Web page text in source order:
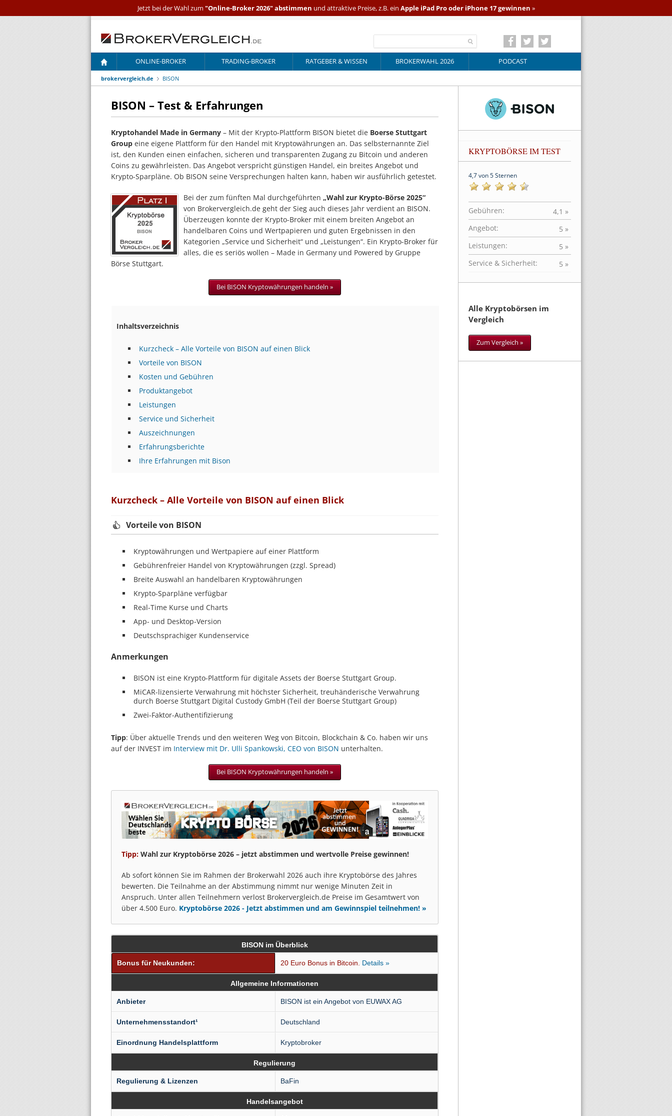
ONLINE-BROKER TRADING-BROKER RATGEBER & WISSEN BROKERWAHL 2026 PODCAST
brokervergleich.de BISON
KRYPTOBÖRSE IM TEST
4,7 von 5 Sternen
Gebühren:
4,1 »
Angebot:
5 »
Leistungen:
5 »
Service & Sicherheit:
5 »
Alle Kryptobörsen im
Vergleich
Zum Vergleich »
BISON – Test & Erfahrungen
Kryptohandel Made in Germany – Mit der Krypto-Plattform BISON bietet die Boerse Stuttgart
Group eine eigene Plattform für den Handel mit Kryptowährungen an. Das selbsternannte Ziel
ist, den Kunden einen einfachen, sicheren und transparenten Zugang zu Bitcoin und anderen
Coins zu gewährleisten. Das Angebot verspricht günstigen Handel, ein breites Angebot und
Krypto-Sparpläne. Ob BISON seine Versprechungen halten kann, haben wir ausführlich getestet.
Bei der zum fünften Mal durchgeführten „Wahl zur Krypto-Börse 2025“
von Brokervergleich.de geht der Sieg auch dieses Jahr verdient an BISON.
Überzeugen konnte der Krypto-Broker mit einem breiten Angebot an
handelbaren Coins und Wertpapieren und guten Ergebnissen in den
Kategorien „Service und Sicherheit“ und „Leistungen“. Ein Krypto-Broker für
alles, die es seriös wollen – Made in Germany und Powered by Gruppe
Börse Stuttgart.
Bei BISON Kryptowährungen handeln »
Inhaltsverzeichnis
Kurzcheck – Alle Vorteile von BISON auf einen Blick
Vorteile von BISON
Kosten und Gebühren
Produktangebot
Leistungen
Service und Sicherheit
Auszeichnungen
Erfahrungsberichte
Ihre Erfahrungen mit Bison
Kurzcheck – Alle Vorteile von BISON auf einen Blick
Vorteile von BISON
Kryptowährungen und Wertpapiere auf einer Plattform
Gebührenfreier Handel von Kryptowährungen (zzgl. Spread)
Breite Auswahl an handelbaren Kryptowährungen
Krypto-Sparpläne verfügbar
Real-Time Kurse und Charts
App- und Desktop-Version
Deutschsprachiger Kundenservice
Anmerkungen
BISON ist eine Krypto-Plattform für digitale Assets der Boerse Stuttgart Group.
MiCAR-lizensierte Verwahrung mit höchster Sicherheit, treuhänderische Verwahrung
durch Boerse Stuttgart Digital Custody GmbH (Teil der Boerse Stuttgart Group)
Zwei-Faktor-Authentifizierung
Tipp: Über aktuelle Trends und den weiteren Weg von Bitcoin, Blockchain & Co. haben wir uns
auf der INVEST im Interview mit Dr. Ulli Spankowski, CEO von BISON unterhalten.
Bei BISON Kryptowährungen handeln »
Tipp: Wahl zur Kryptobörse 2026 – jetzt abstimmen und wertvolle Preise gewinnen!
Ab sofort können Sie im Rahmen der Brokerwahl 2026 auch ihre Kryptobörse des Jahres
bewerten. Die Teilnahme an der Abstimmung nimmt nur wenige Minuten Zeit in
Anspruch. Unter allen Teilnehmern verlost Brokervergleich.de Preise im Gesamtwert von
über 4.500 Euro. Kryptobörse 2026 - Jetzt abstimmen und am Gewinnspiel teilnehmen! »
BISON im Überblick
Bonus für Neukunden: 20 Euro Bonus in Bitcoin. Details »
Allgemeine Informationen
Anbieter BISON ist ein Angebot von EUWAX AG
Unter­nehmens­standort¹ Deutschland
Einordnung Handel­splatt­form Kryptobroker
Regulierung
Regulierung & Lizenzen BaFin
Handelsangebot
Jetzt bei der Wahl zum "Online-Broker 2026" abstimmen und attraktive Preise, z.B. ein Apple iPad Pro oder iPhone 17 gewinnen »